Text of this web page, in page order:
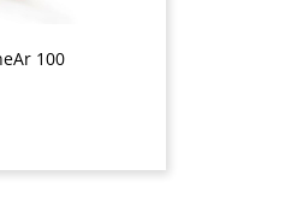
100